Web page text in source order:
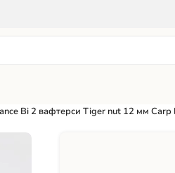
Bi 2 вафтерси Tiger nut 12 мм Carp